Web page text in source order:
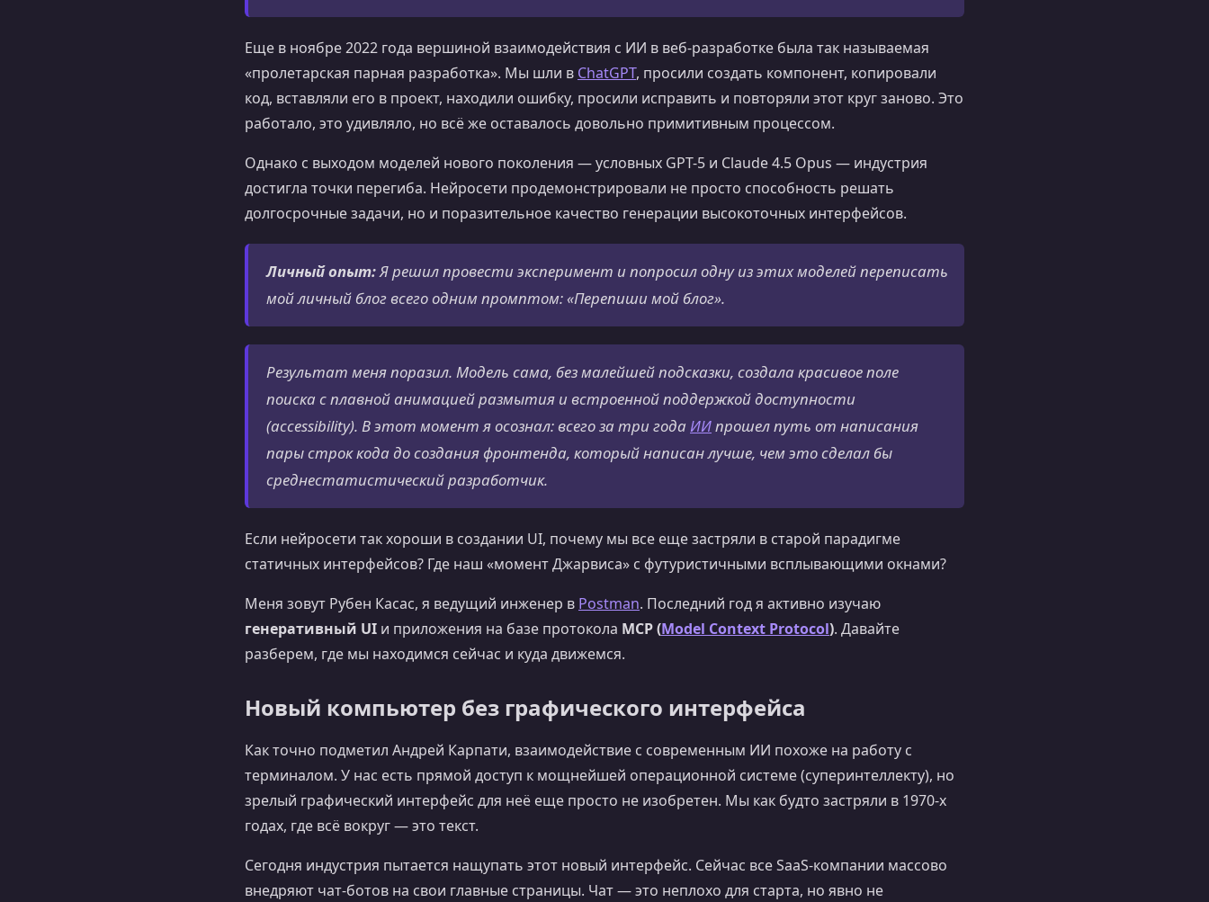
Еще в ноябре 2022 года вершиной взаимодействия с ИИ в веб-разработке была так называемая
«пролетарская парная разработка». Мы шли в ChatGPT, просили создать компонент, копировали
код, вставляли его в проект, находили ошибку, просили исправить и повторяли этот круг заново. Это
работало, это удивляло, но всё же оставалось довольно примитивным процессом.
Однако с выходом моделей нового поколения — условных GPT-5 и Claude 4.5 Opus — индустрия
достигла точки перегиба. Нейросети продемонстрировали не просто способность решать
долгосрочные задачи, но и поразительное качество генерации высокоточных интерфейсов.
Личный опыт:Я решил провести эксперимент и попросил одну из этих моделей переписать
мой личный блог всего одним промптом:«Перепиши мой блог».
Результат меня поразил. Модель сама, без малейшей подсказки, создала красивое поле
поиска с плавной анимацией размытия и встроенной поддержкой доступности
(accessibility). В этот момент я осознал: всего за три года ИИпрошел путь от написания
пары строк кода до создания фронтенда, который написан лучше, чем это сделал бы
среднестатистический разработчик.
Если нейросети так хороши в создании UI, почему мы все еще застряли в старой парадигме
статичных интерфейсов? Где наш «момент Джарвиса» с футуристичными всплывающими окнами?
Меня зовут Рубен Касас, я ведущий инженер в Postman. Последний год я активно изучаю
генеративный UI и приложения на базе протокола MCP (Model Context Protocol). Давайте
разберем, где мы находимся сейчас и куда движемся.
Новый компьютер без графического интерфейса
Как точно подметил Андрей Карпати, взаимодействие с современным ИИ похоже на работу с
терминалом. У нас есть прямой доступ к мощнейшей операционной системе (суперинтеллекту), но
зрелый графический интерфейс для неё еще просто не изобретен. Мы как будто застряли в 1970-х
годах, где всё вокруг — это текст.
Сегодня индустрия пытается нащупать этот новый интерфейс. Сейчас все SaaS-компании массово
внедряют чат-ботов на свои главные страницы. Чат — это неплохо для старта, но явно не